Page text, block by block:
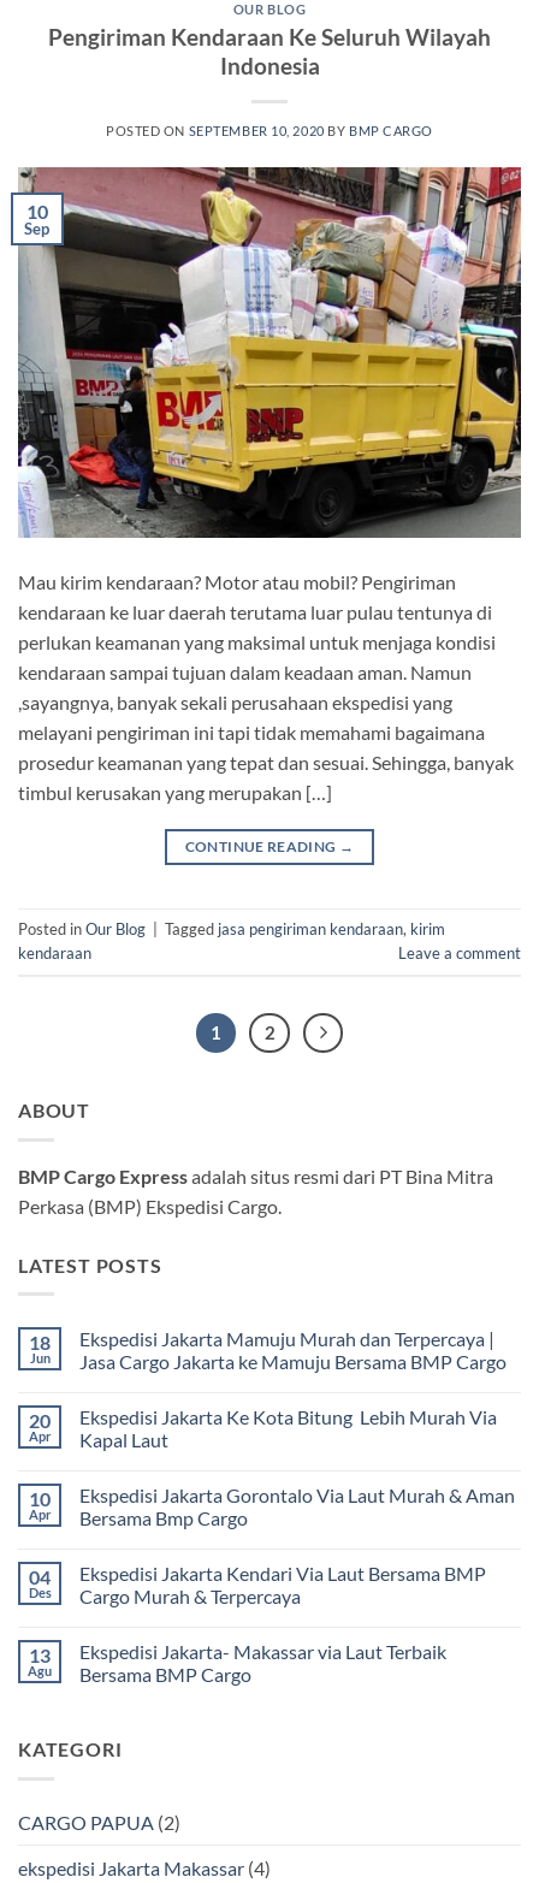
OUR BLOG
Pengiriman Kendaraan Ke Seluruh Wilayah
Indonesia
POSTED ON SEPTEMBER 10, 2020 BY BMP CARGO
10
Sep
Mau kirim kendaraan? Motor atau mobil? Pengiriman
kendaraan ke luar daerah terutama luar pulau tentunya di
perlukan keamanan yang maksimal untuk menjaga kondisi
kendaraan sampai tujuan dalam keadaan aman. Namun
,sayangnya, banyak sekali perusahaan ekspedisi yang
melayani pengiriman ini tapi tidak memahami bagaimana
prosedur keamanan yang tepat dan sesuai. Sehingga, banyak
timbul kerusakan yang merupakan […]
CONTINUE READING →
Posted inOur Blog Tagged jasa pengiriman kendaraan, kirim
kendaraan
Leave a comment
1 2
ABOUT
BMP Cargo Expressadalah situs resmi dari PT Bina Mitra
Perkasa (BMP) Ekspedisi Cargo.
LATEST POSTS
18
Jun
Ekspedisi Jakarta Mamuju Murah dan Terpercaya |
Jasa Cargo Jakarta ke Mamuju Bersama BMP Cargo
komentar
pada
Ekspedisi
Murah
dan
Terpercaya
Cargo
Jakarta
ke
BMP
Cargo
20
Apr
Ekspedisi Jakarta Ke Kota Bitung Lebih Murah Via
Kapal Laut
komentar
pada
Ekspedisi
Kota
Bitung
Lebih
Kapal
Laut
10
Apr
Ekspedisi Jakarta Gorontalo Via Laut Murah & Aman
Bersama Bmp Cargo
komentar
pada
Ekspedisi
Via
Laut
Murah
Bmp
Cargo
04
Des
Ekspedisi Jakarta Kendari Via Laut Bersama BMP
Cargo Murah & Terpercaya
komentar
pada
Ekspedisi
Laut
Bersama
&
13
Agu
Ekspedisi Jakarta- Makassar via Laut Terbaik
Bersama BMP Cargo
pada
Ekspedisi
Laut
BMP
KATEGORI
CARGO PAPUA (2)
ekspedisi Jakarta Makassar (4)